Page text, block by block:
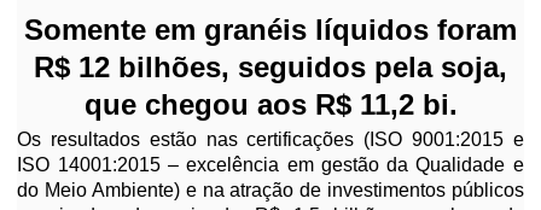
Somente em granéis líquidos foram
R$ 12 bilhões, seguidos pela soja,
que chegou aos R$ 11,2 bi.
Os resultados estão nas certificações (ISO 9001:2015 e
ISO 14001:2015 – excelência em gestão da Qualidade e
do Meio Ambiente) e na atração de investimentos públicos